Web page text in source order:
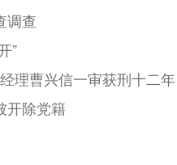
调查
”
理曹兴信一审获刑十二年
开除党籍